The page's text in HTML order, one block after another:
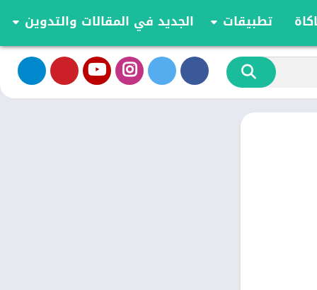
تطبيقات
الموسيقى والصوت
أدوات الفيديو
تخصيص
الكتب والمراجع
الجديد في المقالات والتدوين
تحديثات وأخبار أندرويد
مقارنة وشرح العاب اندرويد
مراجعة ومقارنة تطبيقات أندرويد